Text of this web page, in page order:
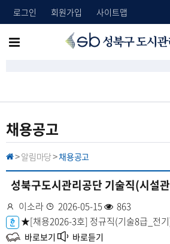
로그인 회원가입 사이트맵
리
공
단
메
보
기
채용공고
H
M
> 알림마당>채용공고
성북구도시관리공단 기술직(시설
작
성
자
이소라등
록
일
2026-05-15조
회
863
첨
부
★[채용2026-3호] 정규직(기술8급_전
바로보기 바로듣기